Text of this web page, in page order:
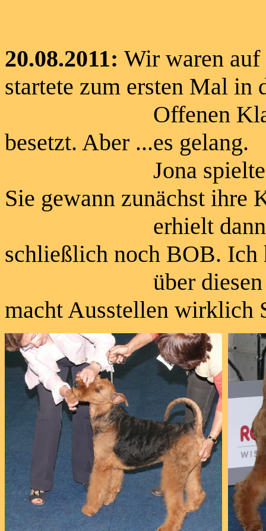
20.08.2011: Wir waren
startete zum ersten Mal in
Offenen Klasse.
besetzt. Aber ...es gelang.
Jona spielte mal
Sie gewann zunächst ihre
erhielt dann das
schließlich noch BOB. Ich
über diesen
macht Ausstellen wirklich